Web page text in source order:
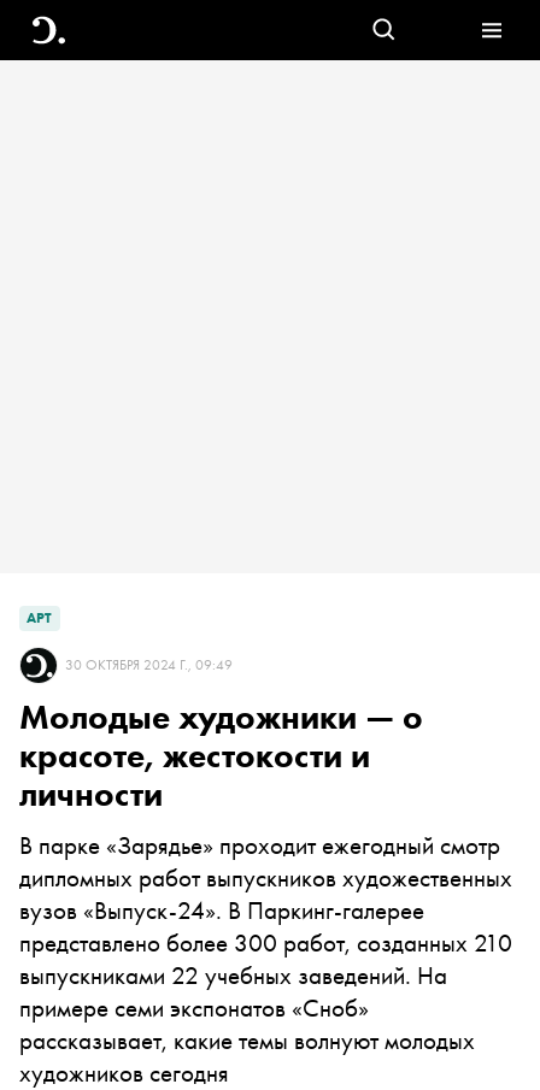
АРТ
30 ОКТЯБРЯ 2024 Г., 09:49
Молодые художники — о
красоте, жестокости и
личности
В парке «Зарядье» проходит ежегодный смотр
дипломных работ выпускников художественных
вузов «Выпуск-24». В Паркинг-галерее
представлено более 300 работ, созданных 210
выпускниками 22 учебных заведений. На
примере семи экспонатов «Сноб»
рассказывает, какие темы волнуют молодых
художников сегодня